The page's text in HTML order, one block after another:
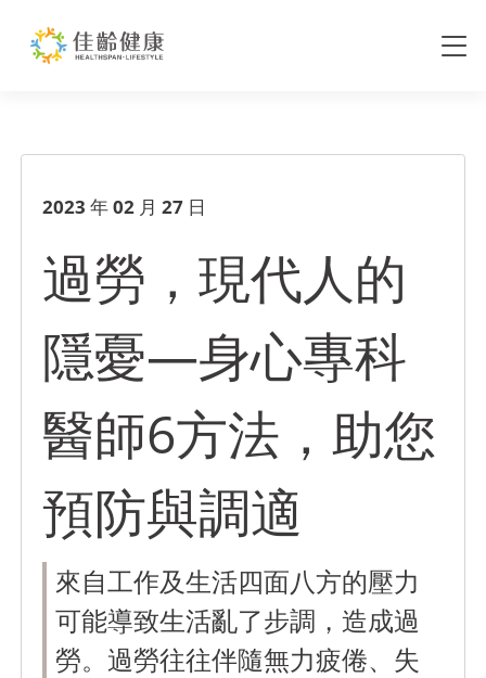
2023 年 02 月 27 日
過勞，現代人的
隱憂—身心專科
醫師6方法，助您
預防與調適
來自工作及生活四面八方的壓力
可能導致生活亂了步調，造成過
勞。過勞往往伴隨無力疲倦、失